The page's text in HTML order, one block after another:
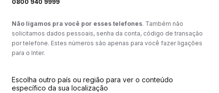
0800 940 9999
Não ligamos pra você por esses telefones. Também não
solicitamos dados pessoais, senha da conta, código de transação
por telefone. Estes números são apenas para você fazer ligações
para o Inter.
Escolha outro país ou região para ver o conteúdo
específico da sua localização